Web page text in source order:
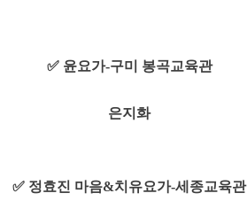
✅ 윤요가-구미 봉곡교육관
은지화
✅ 정효진 마음&치유요가-세종교육관